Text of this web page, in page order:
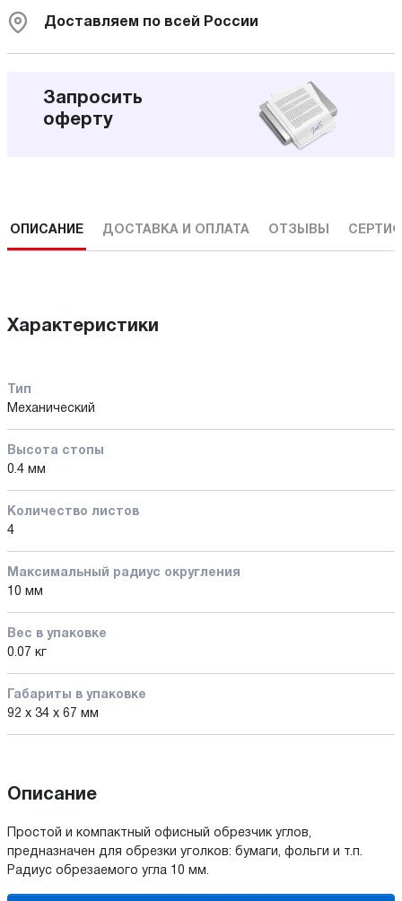
Доставляем по всей России
Запросить
оферту
ОПИСАНИЕ ДОСТАВКА И ОПЛАТА ОТЗЫВЫ
Характеристики
Тип
Механический
Высота стопы
0.4 мм
Количество листов
4
Максимальный радиус округления
10 мм
Вес в упаковке
0.07 кг
Габариты в упаковке
92 x 34 x 67 мм
Описание
Простой и компактный офисный обрезчик углов,
предназначен для обрезки уголков: бумаги, фольги и т.п.
Радиус обрезаемого угла 10 мм.